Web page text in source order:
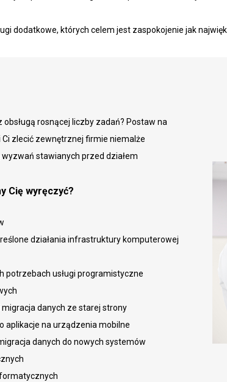
dodatkowe, których celem jest zaspokojenie jak
obsługą rosnącej liczby zadań? Postaw na
Ci zlecić zewnętrznej firmie niemalże
stawianych przed działem
Cię wyręczyć?
działania infrastruktury komputerowej
potrzebach usługi programistyczne
danych ze starej strony
aplikacje na urządzenia mobilne
danych do nowych systemów